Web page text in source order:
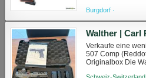
Burgdorf ·
Verkaufe eine
507 Comp
Originalbox Die
Schweiz-